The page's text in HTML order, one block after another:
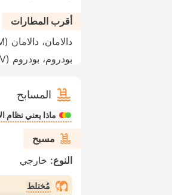
أقرب المطارات
دالامان، دالامان (DLM)
بودروم، بودروم (BJV)
المسابح
ماذا يعني نظام
مسبح
النوع: خارجي
مُختلط